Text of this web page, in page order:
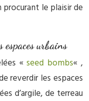
le plaisir de
urbains
«seed bombs« ,
reverdir les espaces
d’argile, de terreau